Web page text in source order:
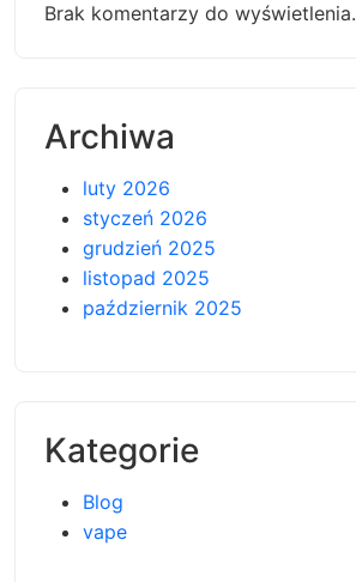
Brak komentarzy do wyświetlenia.
Archiwa
luty 2026
styczeń 2026
grudzień 2025
listopad 2025
październik 2025
Kategorie
Blog
vape